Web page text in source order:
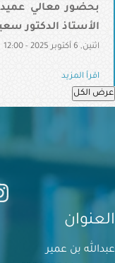
بحضور معالي عميد
الأستاذ الدكتور
اثنين, 6 أكتوبر 2025 - 12:00
اقرأ المزيد
عرض الكل
العنوان
عبدالله بن عمير